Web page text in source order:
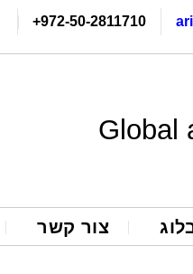
+972-50-2811710
Global
צור קשר